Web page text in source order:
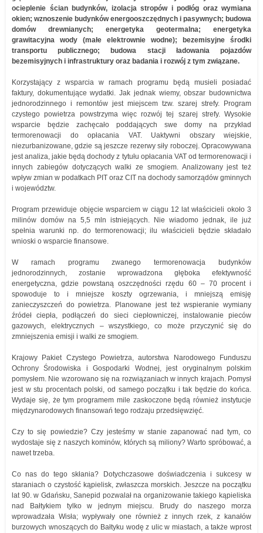
ocieplenie ścian budynków, izolacja stropów i podłóg oraz wymiana
okien; wznoszenie budynków energooszczędnych i pasywnych; budowa
domów drewnianych; energetyka geotermalna; energetyka
grawitacyjna wody (małe elektrownie wodne); bezemisyjne środki
transportu publicznego; budowa stacji ładowania pojazdów
bezemisyjnych i infrastruktury oraz badania i rozwój z tym związane.
Korzystający z wsparcia w ramach programu będą musieli posiadać
faktury, dokumentujące wydatki. Jak jednak wiemy, obszar budownictwa
jednorodzinnego i remontów jest miejscem tzw. szarej strefy. Program
czystego powietrza powstrzyma więc rozwój tej szarej strefy. Wysokie
wsparcie będzie zachęcało poddających swe domy na przykład
termorenowacji do opłacania VAT. Uaktywni obszary wiejskie,
niezurbanizowane, gdzie są jeszcze rezerwy siły roboczej. Opracowywana
jest analiza, jakie będą dochody z tytułu opłacania VAT od termorenowacji i
innych zabiegów dotyczących walki ze smogiem. Analizowany jest też
wpływ zmian w podatkach PIT oraz CIT na dochody samorządów gminnych
i województw.
Program przewiduje objęcie wsparciem w ciągu 12 lat właścicieli około 3
milinów domów na 5,5 mln istniejących. Nie wiadomo jednak, ile już
spełnia warunki np. do termorenowacji; ilu właścicieli będzie składało
wnioski o wsparcie finansowe.
W ramach programu zwanego termorenowacja budynków
jednorodzinnych, zostanie wprowadzona głęboka efektywność
energetyczna, gdzie powstaną oszczędności rzędu 60 – 70 procent i
spowoduje to i mniejsze koszty ogrzewania, i mniejszą emisję
zanieczyszczeń do powietrza. Planowane jest też wspieranie wymiany
źródeł ciepła, podłączeń do sieci ciepłowniczej, instalowanie pieców
gazowych, elektrycznych – wszystkiego, co może przyczynić się do
zmniejszenia emisji i walki ze smogiem.
Krajowy Pakiet Czystego Powietrza, autorstwa Narodowego Funduszu
Ochrony Środowiska i Gospodarki Wodnej, jest oryginalnym polskim
pomysłem. Nie wzorowano się na rozwiązaniach w innych krajach. Pomysł
jest w stu procentach polski, od samego początku i tak będzie do końca.
Wydaje się, że tym programem mile zaskoczone będą również instytucje
międzynarodowych finansowań tego rodzaju przedsięwzięć.
Czy to się powiedzie? Czy jesteśmy w stanie zapanować nad tym, co
wydostaje się z naszych kominów, których są miliony? Warto spróbować, a
nawet trzeba.
Co nas do tego skłania? Dotychczasowe doświadczenia i sukcesy w
staraniach o czystość kąpielisk, zwłaszcza morskich. Jeszcze na początku
lat 90. w Gdańsku, Sanepid pozwalał na organizowanie takiego kąpieliska
nad Bałtykiem tylko w jednym miejscu. Brudy do naszego morza
wprowadzała Wisła; wypływały one również z innych rzek, z kanałów
burzowych wnoszących do Bałtyku wodę z ulic w miastach, a także wprost